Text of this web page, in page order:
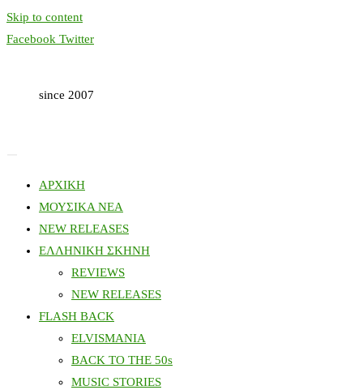
Skip to content
Facebook Twitter
since 2007
ΑΡΧΙΚΗ
ΜΟΥΣΙΚΑ ΝΕΑ
NEW RELEASES
ΕΛΛΗΝΙΚΗ ΣΚΗΝΗ
REVIEWS
NEW RELEASES
FLASH BACK
ELVISMANIA
BACK TO THE 50s
MUSIC STORIES